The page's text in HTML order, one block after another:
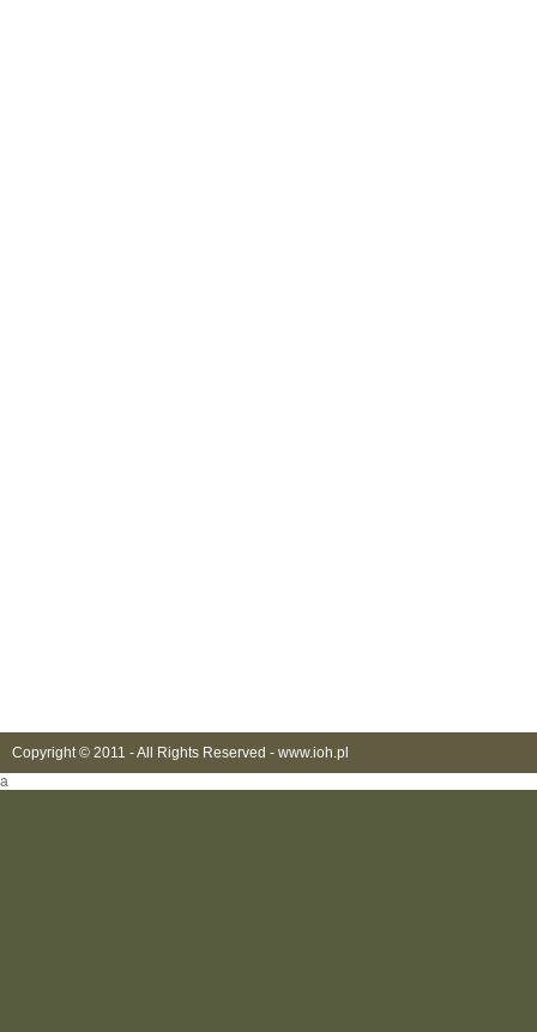
Copyright © 2011 - All Rights Reserved - www.ioh.pl
a